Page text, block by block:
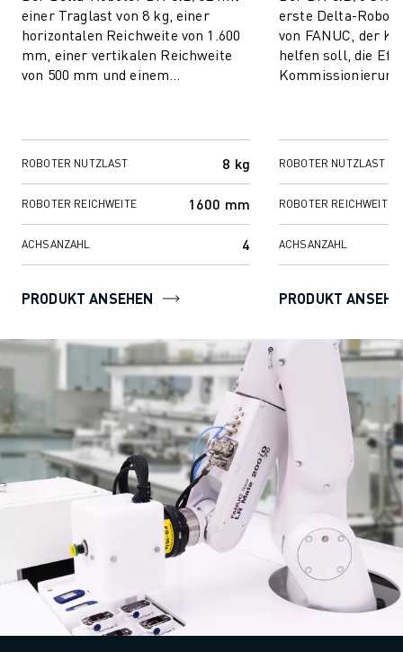
einer Traglast von 8 kg, einer
horizontalen Reichweite von 1.600
mm, einer vertikalen Reichweite
von 500 mm und einem
ROBOTER NUTZLAST 8 kg
ROBOTER REICHWEITE 1600 mm
ACHSANZAHL 4
PRODUKT ANSEHEN
erste Delta-
von FANUC, der
helfen soll, die
ROBOTER NUTZLAST
ROBOTER REICHWEITE
ACHSANZAHL
PRODUKT